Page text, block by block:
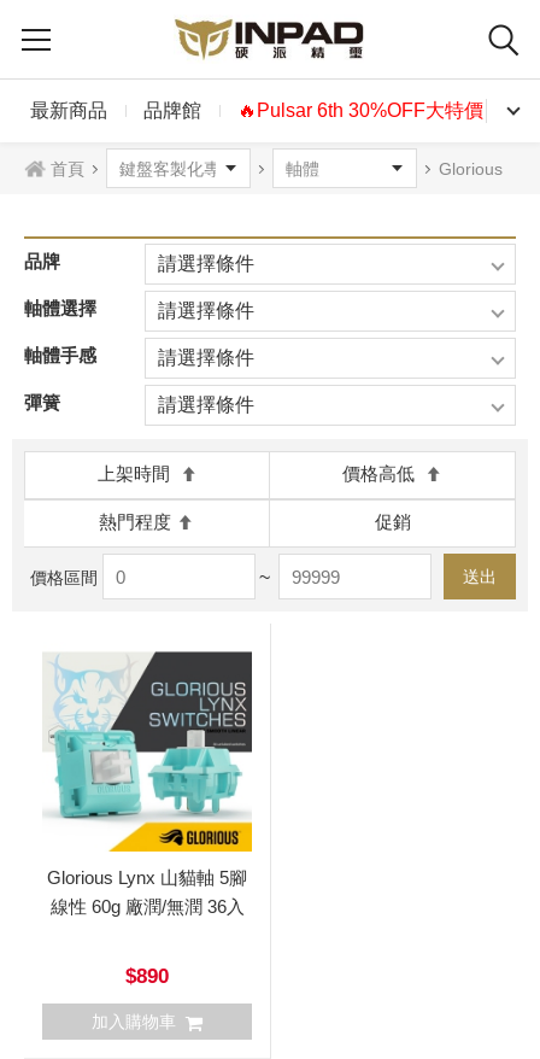
最新商品 品牌館 🔥Pulsar 6th 30%OFF大特價🔥
首頁 Glorious
品牌 請選擇條件
軸體選擇 請選擇條件
軸體手感 請選擇條件
彈簧 請選擇條件
上架時間 價格高低
熱門程度 促銷
價格區間 ~ 送出
Glorious Lynx 山貓軸 5腳
線性 60g 廠潤/無潤 36入
$890
加入購物車